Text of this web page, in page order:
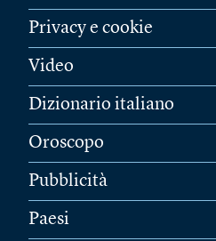
Privacy e cookie
Video
Dizionario italiano
Oroscopo
Pubblicità
Paesi